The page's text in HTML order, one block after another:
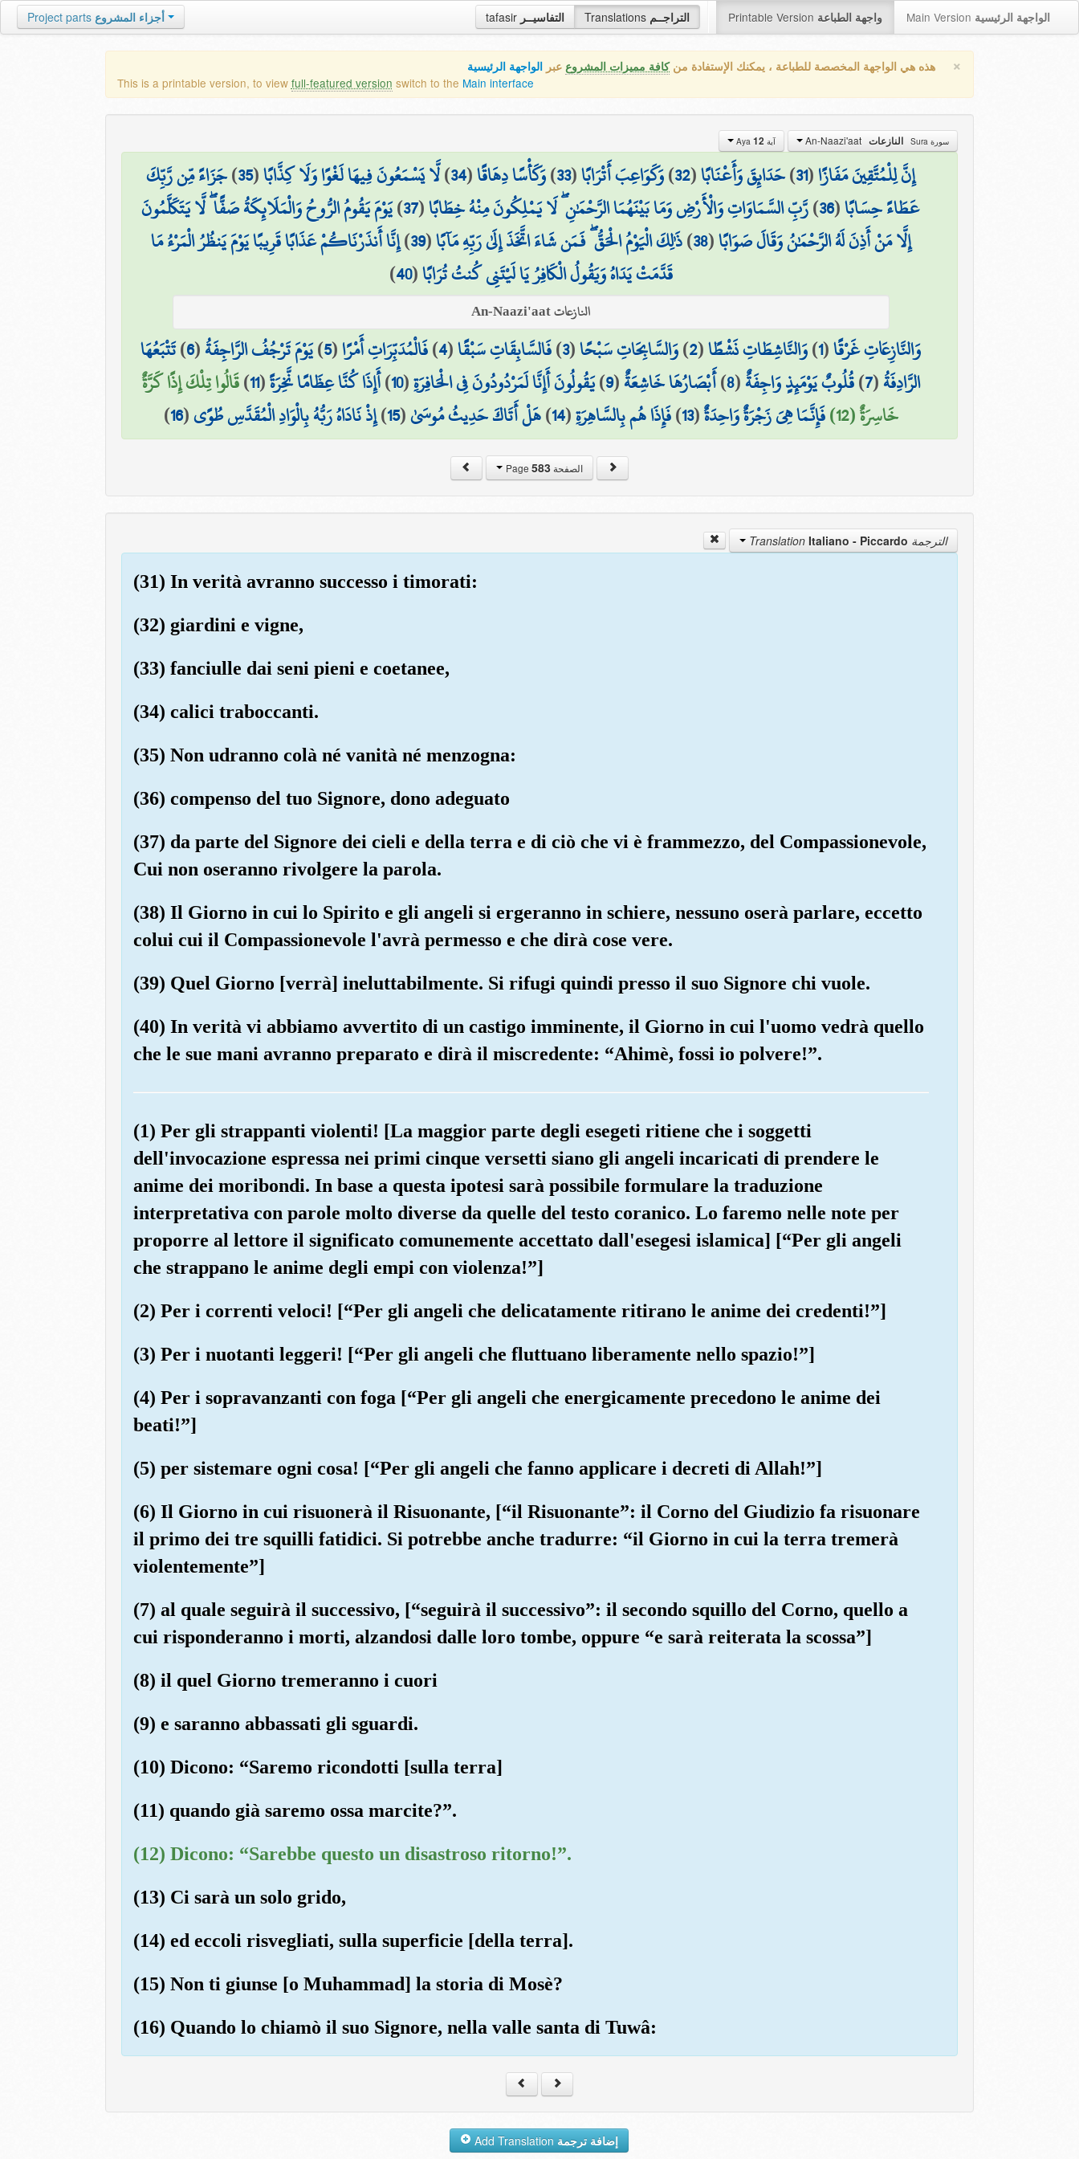
tafasir التفاسيــر Translations التراجــم Printable Version واجهة الطباعة Main Version الواجهة الرئيسية Project parts أجزاء المشروع
× هذه هي الواجهة المخصصة للطباعة ، يمكنك الإستفادة منكافة مميزات المشروع عبر الواجهة الرئيسية
This is a printable version, to view full-featured version switch to the Main interface
سورة Sura النازعات آية Aya 12
إِنَّ لِلْمُتَّقِينَ مَفَازًا(
31
)حَدَائِقَ وَأَعْنَابًا(
32
)وَكَوَاعِبَ أَتْرَابًا(
33
)وَكَأْسًا دِهَاقًا(
34
)لَّا يَسْمَعُونَ فِيهَا لَغْوًا وَلَا كِذَّابًا(
35
)جَزَاءً مِّن رَّبِّكَ
عَطَاءً حِسَابًا(
36
)رَّبِّ السَّمَاوَاتِ وَالْأَرْضِ وَمَا بَيْنَهُمَا الرَّحْمَٰنِ ۖ لَا يَمْلِكُونَ مِنْهُ خِطَابًا(
37
)يَوْمَ يَقُومُ الرُّوحُ وَالْمَلَائِكَةُ صَفًّا ۖ لَّا يَتَكَلَّمُونَ
إِلَّا مَنْ أَذِنَ لَهُ الرَّحْمَٰنُ وَقَالَ صَوَابًا(
38
)ذَٰلِكَ الْيَوْمُ الْحَقُّ ۖ فَمَن شَاءَ اتَّخَذَ إِلَىٰ رَبِّهِ مَآبًا(
39
)إِنَّا أَنذَرْنَاكُمْ عَذَابًا قَرِيبًا يَوْمَ يَنظُرُ الْمَرْءُ مَا
قَدَّمَتْ يَدَاهُ وَيَقُولُ الْكَافِرُ يَا لَيْتَنِي كُنتُ تُرَابًا(
40
)
النازعات An-Naazi'aat
وَالنَّازِعَاتِ غَرْقًا(
1
)وَالنَّاشِطَاتِ نَشْطًا(
2
)وَالسَّابِحَاتِ سَبْحًا(
3
)فَالسَّابِقَاتِ سَبْقًا(
4
)فَالْمُدَبِّرَاتِ أَمْرًا(
5
)يَوْمَ تَرْجُفُ الرَّاجِفَةُ(
6
)تَتْبَعُهَا
الرَّادِفَةُ(
7
)قُلُوبٌ يَوْمَئِذٍ وَاجِفَةٌ(
8
)أَبْصَارُهَا خَاشِعَةٌ(
9
)يَقُولُونَ أَإِنَّا لَمَرْدُودُونَ فِي الْحَافِرَةِ(
10
)أَإِذَا كُنَّا عِظَامًا نَّخِرَةً(
11
)قَالُوا تِلْكَ إِذًا كَرَّةٌ
خَاسِرَةٌ (12)
فَإِنَّمَا هِيَ زَجْرَةٌ وَاحِدَةٌ(
13
)فَإِذَا هُم بِالسَّاهِرَةِ(
14
)هَلْ أَتَاكَ حَدِيثُ مُوسَىٰ(
15
)إِذْ نَادَاهُ رَبُّهُ بِالْوَادِ الْمُقَدَّسِ طُوًى(
16
)
الصفحة Page583
الترجمة Translation Italiano - Piccardo
(31) In verità avranno successo i timorati:
(32) giardini e vigne,
(33) fanciulle dai seni pieni e coetanee,
(34) calici traboccanti.
(35) Non udranno colà né vanità né menzogna:
(36) compenso del tuo Signore, dono adeguato
(37) da parte del Signore dei cieli e della terra e di ciò che vi è frammezzo, del Compassionevole,
Cui non oseranno rivolgere la parola.
(38) Il Giorno in cui lo Spirito e gli angeli si ergeranno in schiere, nessuno oserà parlare, eccetto
colui cui il Compassionevole l'avrà permesso e che dirà cose vere.
(39) Quel Giorno [verrà] ineluttabilmente. Si rifugi quindi presso il suo Signore chi vuole.
(40) In verità vi abbiamo avvertito di un castigo imminente, il Giorno in cui l'uomo vedrà quello
che le sue mani avranno preparato e dirà il miscredente: “Ahimè, fossi io polvere!”.
(1) Per gli strappanti violenti! [La maggior parte degli esegeti ritiene che i soggetti
dell'invocazione espressa nei primi cinque versetti siano gli angeli incaricati di prendere le
anime dei moribondi. In base a questa ipotesi sarà possibile formulare la traduzione
interpretativa con parole molto diverse da quelle del testo coranico. Lo faremo nelle note per
proporre al lettore il significato comunemente accettato dall'esegesi islamica] [“Per gli angeli
che strappano le anime degli empi con violenza!”]
(2) Per i correnti veloci! [“Per gli angeli che delicatamente ritirano le anime dei credenti!”]
(3) Per i nuotanti leggeri! [“Per gli angeli che fluttuano liberamente nello spazio!”]
(4) Per i sopravanzanti con foga [“Per gli angeli che energicamente precedono le anime dei
beati!”]
(5) per sistemare ogni cosa! [“Per gli angeli che fanno applicare i decreti di Allah!”]
(6) Il Giorno in cui risuonerà il Risuonante, [“il Risuonante”: il Corno del Giudizio fa risuonare
il primo dei tre squilli fatidici. Si potrebbe anche tradurre: “il Giorno in cui la terra tremerà
violentemente”]
(7) al quale seguirà il successivo, [“seguirà il successivo”: il secondo squillo del Corno, quello a
cui risponderanno i morti, alzandosi dalle loro tombe, oppure “e sarà reiterata la scossa”]
(8) il quel Giorno tremeranno i cuori
(9) e saranno abbassati gli sguardi.
(10) Dicono: “Saremo ricondotti [sulla terra]
(11) quando già saremo ossa marcite?”.
(12) Dicono: “Sarebbe questo un disastroso ritorno!”.
(13) Ci sarà un solo grido,
(14) ed eccoli risvegliati, sulla superficie [della terra].
(15) Non ti giunse [o Muhammad] la storia di Mosè?
(16) Quando lo chiamò il suo Signore, nella valle santa di Tuwâ:
إضافة ترجمة